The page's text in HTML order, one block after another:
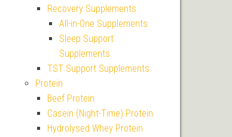
Recovery Supplements
All-in-One Supplements
Sleep Support
Supplements
TST Support Supplements
Protein
Beef Protein
Casein (Night-Time) Protein
Hydrolysed Whey Protein